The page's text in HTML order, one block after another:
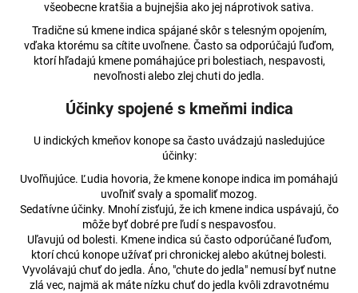
všeobecne kratšia a bujnejšia ako jej náprotivok sativa.
Tradične sú kmene indica spájané skôr s telesným opojením,
vďaka ktorému sa cítite uvoľnene. Často sa odporúčajú ľuďom,
ktorí hľadajú kmene pomáhajúce pri bolestiach, nespavosti,
nevoľnosti alebo zlej chuti do jedla.
Účinky spojené s kmeňmi indica
U indických kmeňov konope sa často uvádzajú nasledujúce
účinky:
Uvoľňujúce. Ľudia hovoria, že kmene konope indica im pomáhajú
uvoľniť svaly a spomaliť mozog.
Sedatívne účinky. Mnohí zisťujú, že ich kmene indica uspávajú, čo
môže byť dobré pre ľudí s nespavosťou.
Uľavujú od bolesti. Kmene indica sú často odporúčané ľuďom,
ktorí chcú konope užívať pri chronickej alebo akútnej bolesti.
Vyvolávajú chuť do jedla. Áno, "chute do jedla" nemusí byť nutne
zlá vec, najmä ak máte nízku chuť do jedla kvôli zdravotnému
HĽADAŤ
d